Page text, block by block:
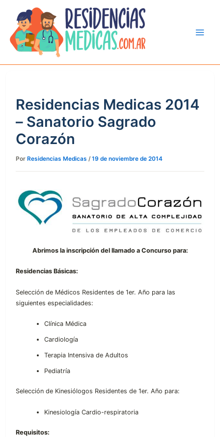
contenido
Residencias Medicas 2014
– Sanatorio Sagrado
Corazón
Por Residencias Medicas /19 de noviembre de 2014
Abrimos la inscripción del llamado a Concurso para:
Residencias Básicas:
Selección de Médicos Residentes de 1er. Año para las
siguientes especialidades:
Clínica Médica
Cardiología
Terapia Intensiva de Adultos
Pediatría
Selección de Kinesiólogos Residentes de 1er. Año para:
Kinesiología Cardio-respiratoria
Requisitos: